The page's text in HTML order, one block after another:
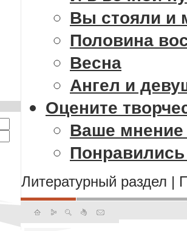
Вы стояли и
Половина
Весна
Ангел и
Оцените
Ваше мнение
Литературный раздел |